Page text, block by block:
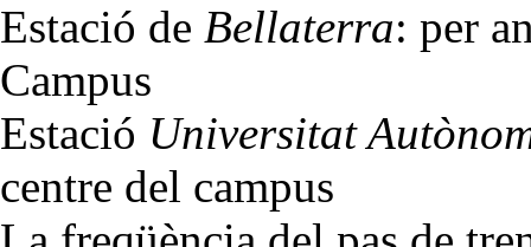
Estació de Bellaterra: per
Campus
Estació Universitat
centre del campus